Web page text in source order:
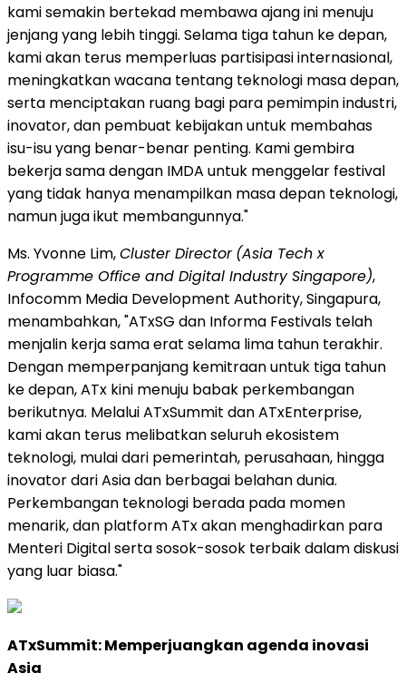
kami semakin bertekad membawa ajang ini menuju
jenjang yang lebih tinggi. Selama tiga tahun ke depan,
kami akan terus memperluas partisipasi internasional,
meningkatkan wacana tentang teknologi masa depan,
serta menciptakan ruang bagi para pemimpin industri,
inovator, dan pembuat kebijakan untuk membahas
isu-isu yang benar-benar penting. Kami gembira
bekerja sama dengan IMDA untuk menggelar festival
yang tidak hanya menampilkan masa depan teknologi,
namun juga ikut membangunnya."
Ms. Yvonne Lim,Cluster Director (Asia Tech x
Programme Office and Digital Industry Singapore),
Infocomm Media Development Authority, Singapura,
menambahkan, "ATxSG dan Informa Festivals telah
menjalin kerja sama erat selama lima tahun terakhir.
Dengan memperpanjang kemitraan untuk tiga tahun
ke depan, ATx kini menuju babak perkembangan
berikutnya. Melalui ATxSummit dan ATxEnterprise,
kami akan terus melibatkan seluruh ekosistem
teknologi, mulai dari pemerintah, perusahaan, hingga
inovator dari Asia dan berbagai belahan dunia.
Perkembangan teknologi berada pada momen
menarik, dan platform ATx akan menghadirkan para
Menteri Digital serta sosok-sosok terbaik dalam diskusi
yang luar biasa."
ATxSummit: Memperjuangkan agenda inovasi
Asia